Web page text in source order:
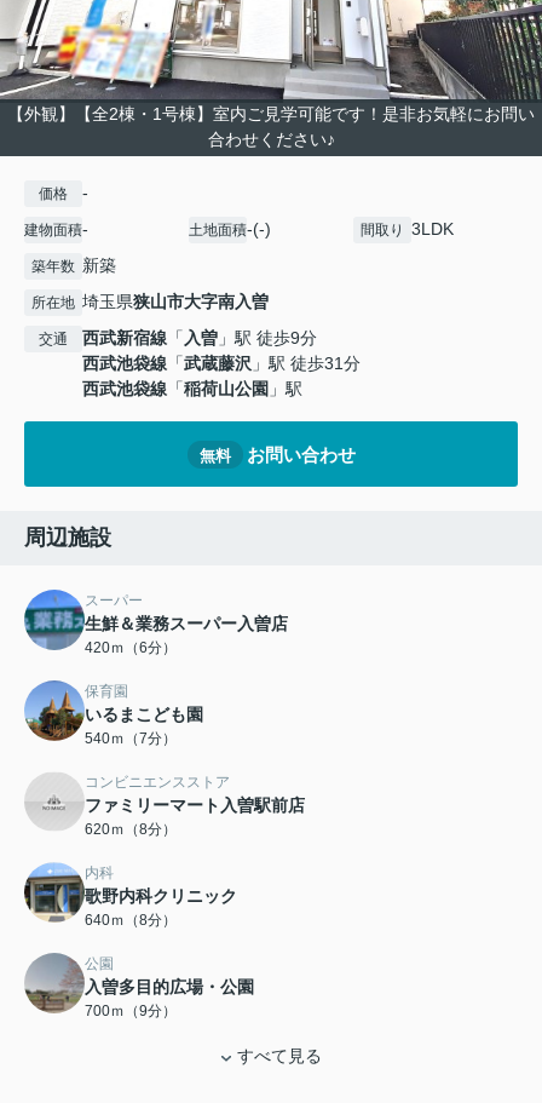
【外観】【全2棟・1号棟】室内ご見学可能です！是非お気軽にお問い
合わせください♪
価格 -
建物面積- 土地面積-(-) 間取り 3LDK
築年数 新築
所在地 埼玉県狭山市大字南入曽
交通 西武新宿線 「入曽 」駅 徒歩9分
西武池袋線 「武蔵藤沢 」駅 徒歩31分
西武池袋線 「稲荷山公園 」駅
無料 お問い合わせ
周辺施設
スーパー
生鮮＆業務スーパー入曽店
420ｍ（6分）
保育園
いるまこども園
540ｍ（7分）
コンビニエンスストア
ファミリーマート入曽駅前店
620ｍ（8分）
内科
歌野内科クリニック
640ｍ（8分）
公園
入曽多目的広場・公園
700ｍ（9分）
すべて見る